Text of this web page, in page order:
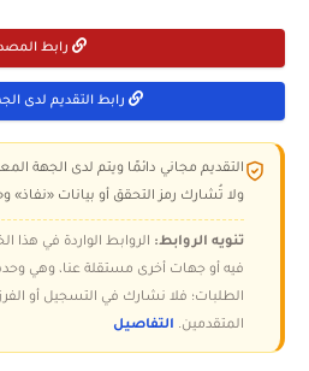
رابط
رابط التقديم لدى
التقديم مجاني دائمًا ويتم لدى الجهة
ولا تُشارك رمز التحقق أو بيانات «نفاذ»
تنويه الروابط: الروابط الواردة في هذا
فيه أو جهات أخرى مستقلة عنا، وهي
الطلبات؛ فلا نشارك في التسجيل أو
المتقدمين. التفاصيل